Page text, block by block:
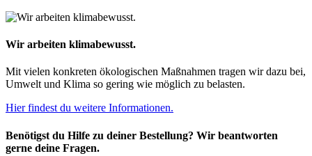
Wir arbeiten klimabewusst.
Mit vielen konkreten ökologischen Maßnahmen tragen wir dazu bei,
Umwelt und Klima so gering wie möglich zu belasten.
Hier findest du weitere Informationen.
Benötigst du Hilfe zu deiner Bestellung? Wir beantworten
gerne deine Fragen.